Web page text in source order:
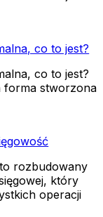
co to jest?
co to jest?
forma stworzona
rozbudowany
który
operacji